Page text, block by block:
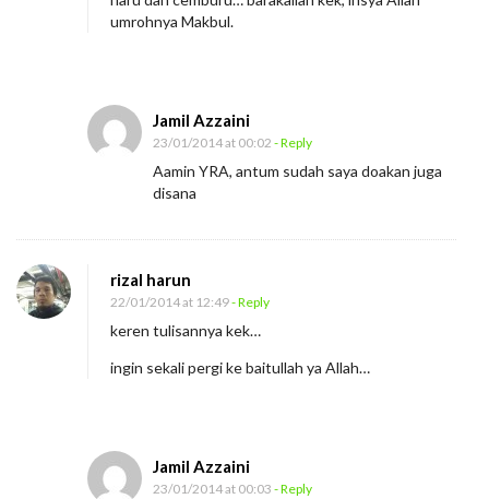
umrohnya Makbul.
Jamil Azzaini
23/01/2014 at 00:02 - Reply
Aamin YRA, antum sudah saya doakan juga
disana
rizal harun
22/01/2014 at 12:49- Reply
keren tulisannya kek…
ingin sekali pergi ke baitullah ya Allah…
Jamil Azzaini
23/01/2014 at 00:03 - Reply